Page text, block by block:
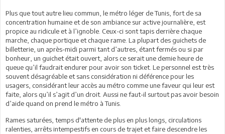
Plus que tout autre lieu commun, le métro léger de Tunis, fort de sa
concentration humaine et de son ambiance sur active journalière, est
propice au ridicule et à l’ignoble. Ceux-ci sont tapis derrière chaque
marche, chaque portique et chaque rame. La plupart des guichets de
billetterie, un après-midi parmi tant d’autres, étant fermés ou si par
bonheur, un guichet était ouvert, alors ce serait une demie heure de
queue qu’il faudrait endurer pour avoir son ticket. Le personnel est très
souvent désagréable et sans considération ni déférence pour les
usagers, considérant leur accès au métro comme une faveur qui leur est
faite, alors qu’il s’agit d’un droit. Aussi ne faut-il surtout pas avoir besoin
d’aide quand on prend le métro à Tunis.
Rames saturées, temps d'attente de plus en plus longs, circulations
ralenties, arrêts intempestifs en cours de trajet et faire descendre les